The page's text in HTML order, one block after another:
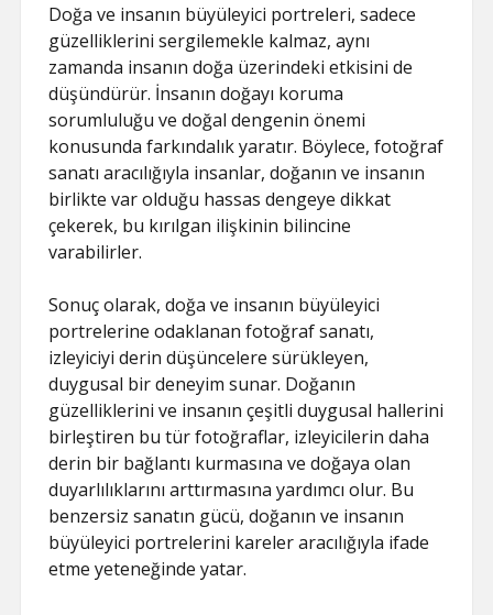
Doğa ve insanın büyüleyici portreleri, sadece
güzelliklerini sergilemekle kalmaz, aynı
zamanda insanın doğa üzerindeki etkisini de
düşündürür. İnsanın doğayı koruma
sorumluluğu ve doğal dengenin önemi
konusunda farkındalık yaratır. Böylece, fotoğraf
sanatı aracılığıyla insanlar, doğanın ve insanın
birlikte var olduğu hassas dengeye dikkat
çekerek, bu kırılgan ilişkinin bilincine
varabilirler.
Sonuç olarak, doğa ve insanın büyüleyici
portrelerine odaklanan fotoğraf sanatı,
izleyiciyi derin düşüncelere sürükleyen,
duygusal bir deneyim sunar. Doğanın
güzelliklerini ve insanın çeşitli duygusal hallerini
birleştiren bu tür fotoğraflar, izleyicilerin daha
derin bir bağlantı kurmasına ve doğaya olan
duyarlılıklarını arttırmasına yardımcı olur. Bu
benzersiz sanatın gücü, doğanın ve insanın
büyüleyici portrelerini kareler aracılığıyla ifade
etme yeteneğinde yatar.